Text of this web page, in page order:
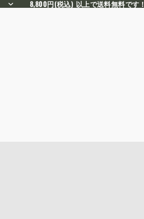
8,800円(税込) 以上で送料無料です！